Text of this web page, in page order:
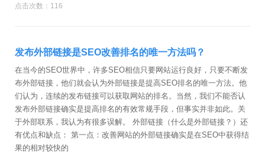
点击次数：116
发布外部链接是SEO改善排名的唯一方法吗？
在当今的SEO世界中，许多SEO相信只要网站运行良好，只要不断发
布外部链接，他们就会认为外部链接是提高SEO排名的唯一方法。他
们认为，连续的发布链接可以获取网站的排名。当然，我们不能否认
发布外部链接确实是提高排名的有效常规手段，但事实并非如此。关
于外部联系，我认为有很多误解。 外部链接（什么是外部链接？）还
有优点和缺点： 第一点：改善网站的外部链接确实是在SEO中获得结
果的相对较快的